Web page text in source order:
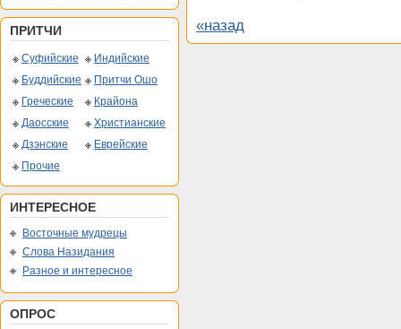
ПРИТЧИ
Суфийские
Индийские
Буддийские
Притчи Ошо
Греческие
Крайона
Даосские
Христианские
Дзэнские
Еврейские
Прочие
ИНТЕРЕСНОЕ
Восточные мудрецы
Слова Назидания
Разное и интересное
ОПРОС
«назад